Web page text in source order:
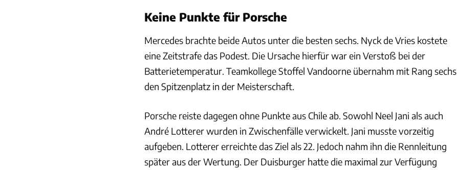
Keine Punkte für Porsche
Mercedes brachte beide Autos unter die besten sechs. Nyck de Vries kostete
eine Zeitstrafe das Podest. Die Ursache hierfür war ein Verstoß bei der
Batterietemperatur. Teamkollege Stoffel Vandoorne übernahm mit Rang sechs
den Spitzenplatz in der Meisterschaft.
Porsche reiste dagegen ohne Punkte aus Chile ab. Sowohl Neel Jani als auch
André Lotterer wurden in Zwischenfälle verwickelt. Jani musste vorzeitig
aufgeben. Lotterer erreichte das Ziel als 22. Jedoch nahm ihn die Rennleitung
später aus der Wertung. Der Duisburger hatte die maximal zur Verfügung